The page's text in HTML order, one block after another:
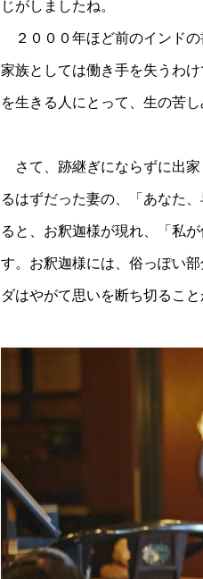
じがしましたね。
２０００年ほど前のインドの
家族としては働き手を失うわ
を生きる人にとって、生の苦
さて、跡継ぎにならずに出
るはずだった妻の、「あなた
ると、お釈迦様が現れ、「私
す。お釈迦様には、俗っぽい
ダはやがて思いを断ち切ること